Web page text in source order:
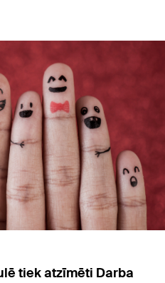
tiek atzīmēti Darba